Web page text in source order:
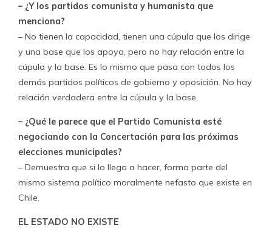
– ¿Y los partidos comunista y humanista que
menciona?
– No tienen la capacidad, tienen una cúpula que los dirige
y una base que los apoya, pero no hay relación entre la
cúpula y la base. Es lo mismo que pasa con todos los
demás partidos políticos de gobierno y oposición. No hay
relación verdadera entre la cúpula y la base.
– ¿Qué le parece que el Partido Comunista esté
negociando con la Concertación para las próximas
elecciones municipales?
– Demuestra que si lo llega a hacer, forma parte del
mismo sistema político moralmente nefasto que existe en
Chile.
EL ESTADO NO EXISTE